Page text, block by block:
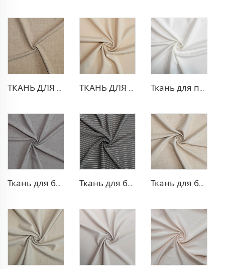
ТКАНЬ ДЛЯ ТРИКОТАЖНЫХ БРЮК ИЗ ПОЛИЭСТЕРА И ВИСКОЗЫ ТКАНЬ ДЛЯ БЛЕЙЗЕРА ИЗ ПОЛИЭСТЕРА И ВИСКОЗЫ Ткань для платья из полиэстера и вискозы с эффектом стрейч
Ткань для брюк TR с четырехсторонней растяжкой Ткань для брюк в стиле TR Strip Ткань для блейзера TR, похожая на лен